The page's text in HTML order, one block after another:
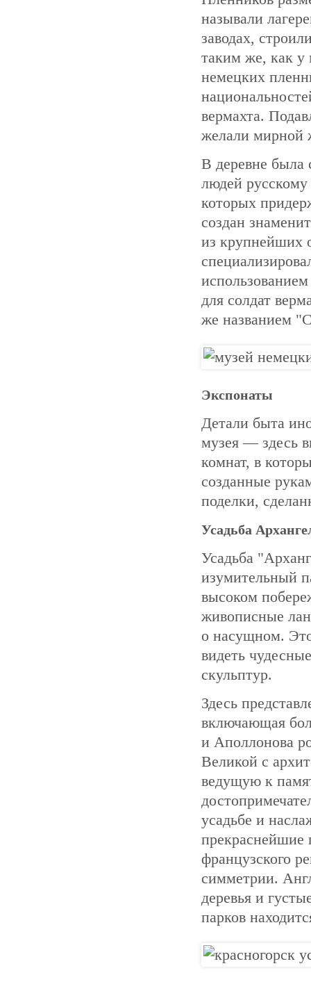
называли
заводах,
таким же, как у
немецких
вермахта.
желали мирной
В деревне была
людей
которых
создан
из крупнейших
для солдат
же названием
Экспонаты
Детали быта
музея — здесь
комнат, в
созданные
поделки,
Усадьба
Усадьба
изумительный
высоком
живописные
о насущном.
видеть
скульптур.
Здесь
включающая
и Аполлонова
Великой с
ведущую к
усадьбе и
прекраснейшие
французского
симметрии.
деревья и
парков